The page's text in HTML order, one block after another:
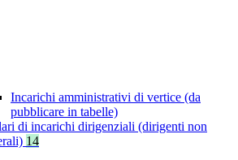
Incarichi amministrativi di vertice (da
pubblicare in tabelle)
di incarichi dirigenziali (dirigenti non
14